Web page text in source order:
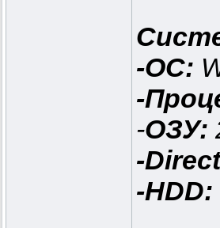
-OС:
-
-ОЗУ:
-
-HDD: